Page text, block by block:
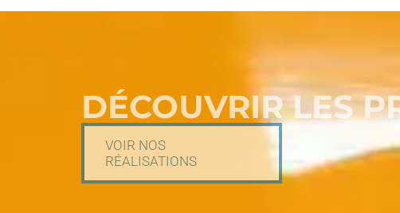
DÉCOUVRIR LES
VOIR NOS
RÉALISATIONS